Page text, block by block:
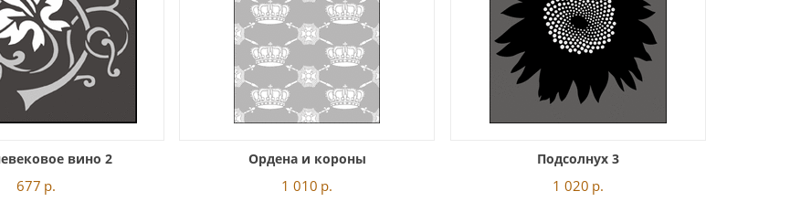
вино 2
677 р.
Ордена и короны
1 010 р.
Подсолнух 3
1 020 р.